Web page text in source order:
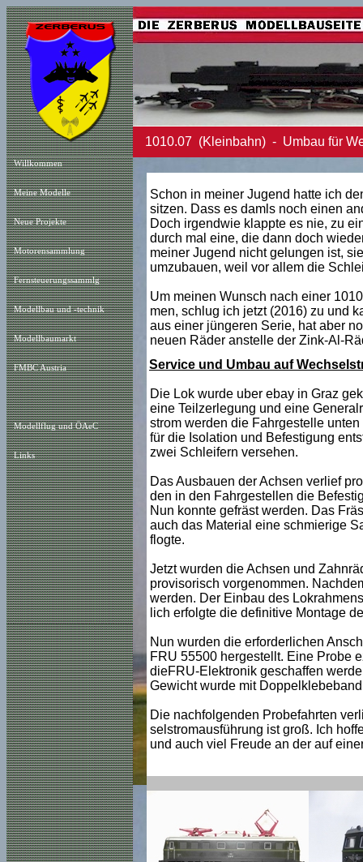
Willkommen
Meine Modelle
Neue Projekte
Motorensammlung
Fernsteuerungssammlg
Modellbau und -technik
Modellbaumarkt
FMBC Austria
Modellflug und ÖAeC
Links
1010.07 (Kleinbahn) - Umbau für
Schon in meiner Jugend hatte ich
sitzen. Dass es damls noch einen
Doch irgendwie klappte es nie, zu
durch mal eine, die dann doch
meiner Jugend nicht gelungen ist,
umzubauen, weil vor allem die
Um meinen Wunsch nach einer
men, schlug ich jetzt (2016) zu und
aus einer jüngeren Serie, hat aber
neuen Räder anstelle der Zink-Al-
Service und Umbau auf
Die Lok wurde uber ebay in Graz
eine Teilzerlegung und eine
strom werden die Fahrgestelle
für die Isolation und Befestigung
zwei Schleifern versehen.
Das Ausbauen der Achsen verlief
den in den Fahrgestellen die
Nun konnte gefräst werden. Das
auch das Material eine schmierige
flogte.
Jetzt wurden die Achsen und
provisorisch vorgenommen.
werden. Der Einbau des
lich erfolgte die definitive Montage
Nun wurden die erforderlichen
FRU 55500 hergestellt. Eine Probe
dieFRU-Elektronik geschaffen
Gewicht wurde mit
Die nachfolgenden Probefahrten
selstromausführung ist groß. Ich
und auch viel Freude an der auf